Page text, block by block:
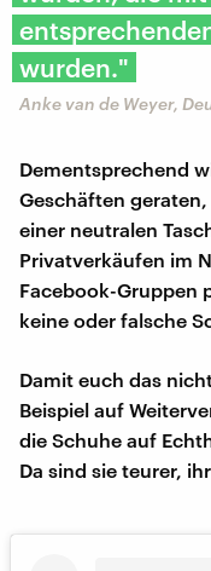
wurden."
Anke van de Weyer,
Dementsprechend
Geschäften
einer neutralen
Privatverkäufen im
Facebook-Gruppen
keine oder falsche
Damit euch das
Beispiel auf
die Schuhe auf
Da sind sie teurer,